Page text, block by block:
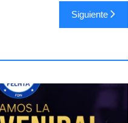
Siguiente